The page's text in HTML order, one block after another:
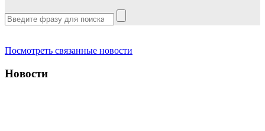
Посмотреть связанные новости
Новости